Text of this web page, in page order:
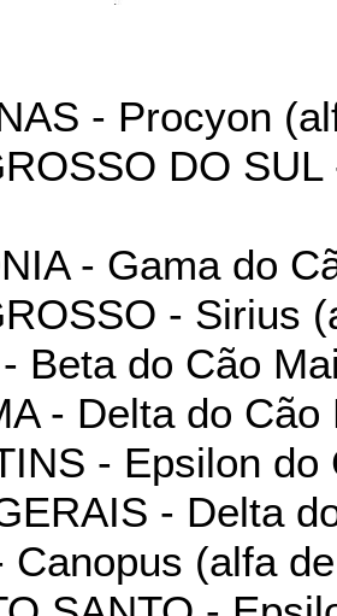
- Procyon
DO
- Gama do
- Sirius
Beta do Cão
- Delta do
- Epsilon
- Delta
Canopus (alfa